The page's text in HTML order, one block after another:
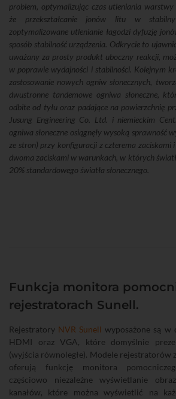
problem, optymalizując czas utleniania
że przekształcanie jonów litu w
zoptymalizowane utlenianie łagodzi dyfuzję
sposób stabilność urządzenia. Odkrycie to
uważany za prosty produkt uboczny reakcji,
w poprawie wydajności i stabilności. Kolejnym
zastosowanie nowych ogniw słonecznych,
dwustronne tandemowe ogniwa słoneczne,
odbite od tyłu oraz padające na powierzchnię
Jusung Engineering Co. Ltd. i niemieckim
ogniwa słoneczne osiągnęły wysoką sprawność
ze stron) przy konfiguracji z czterema zaciskami
dwoma zaciskami w warunkach, w których
20% standardowego światła słonecznego.
Funkcja monitora
rejestratorach Sunell.
Rejestratory NVR Sunell wyposażone są w
HDMI oraz VGA, które domyślnie
(wyjścia równoległe). Modele rejestratorów
oferują funkcję monitora
częściowo niezależne wyświetlanie
kanałów, które można wyświetlić na